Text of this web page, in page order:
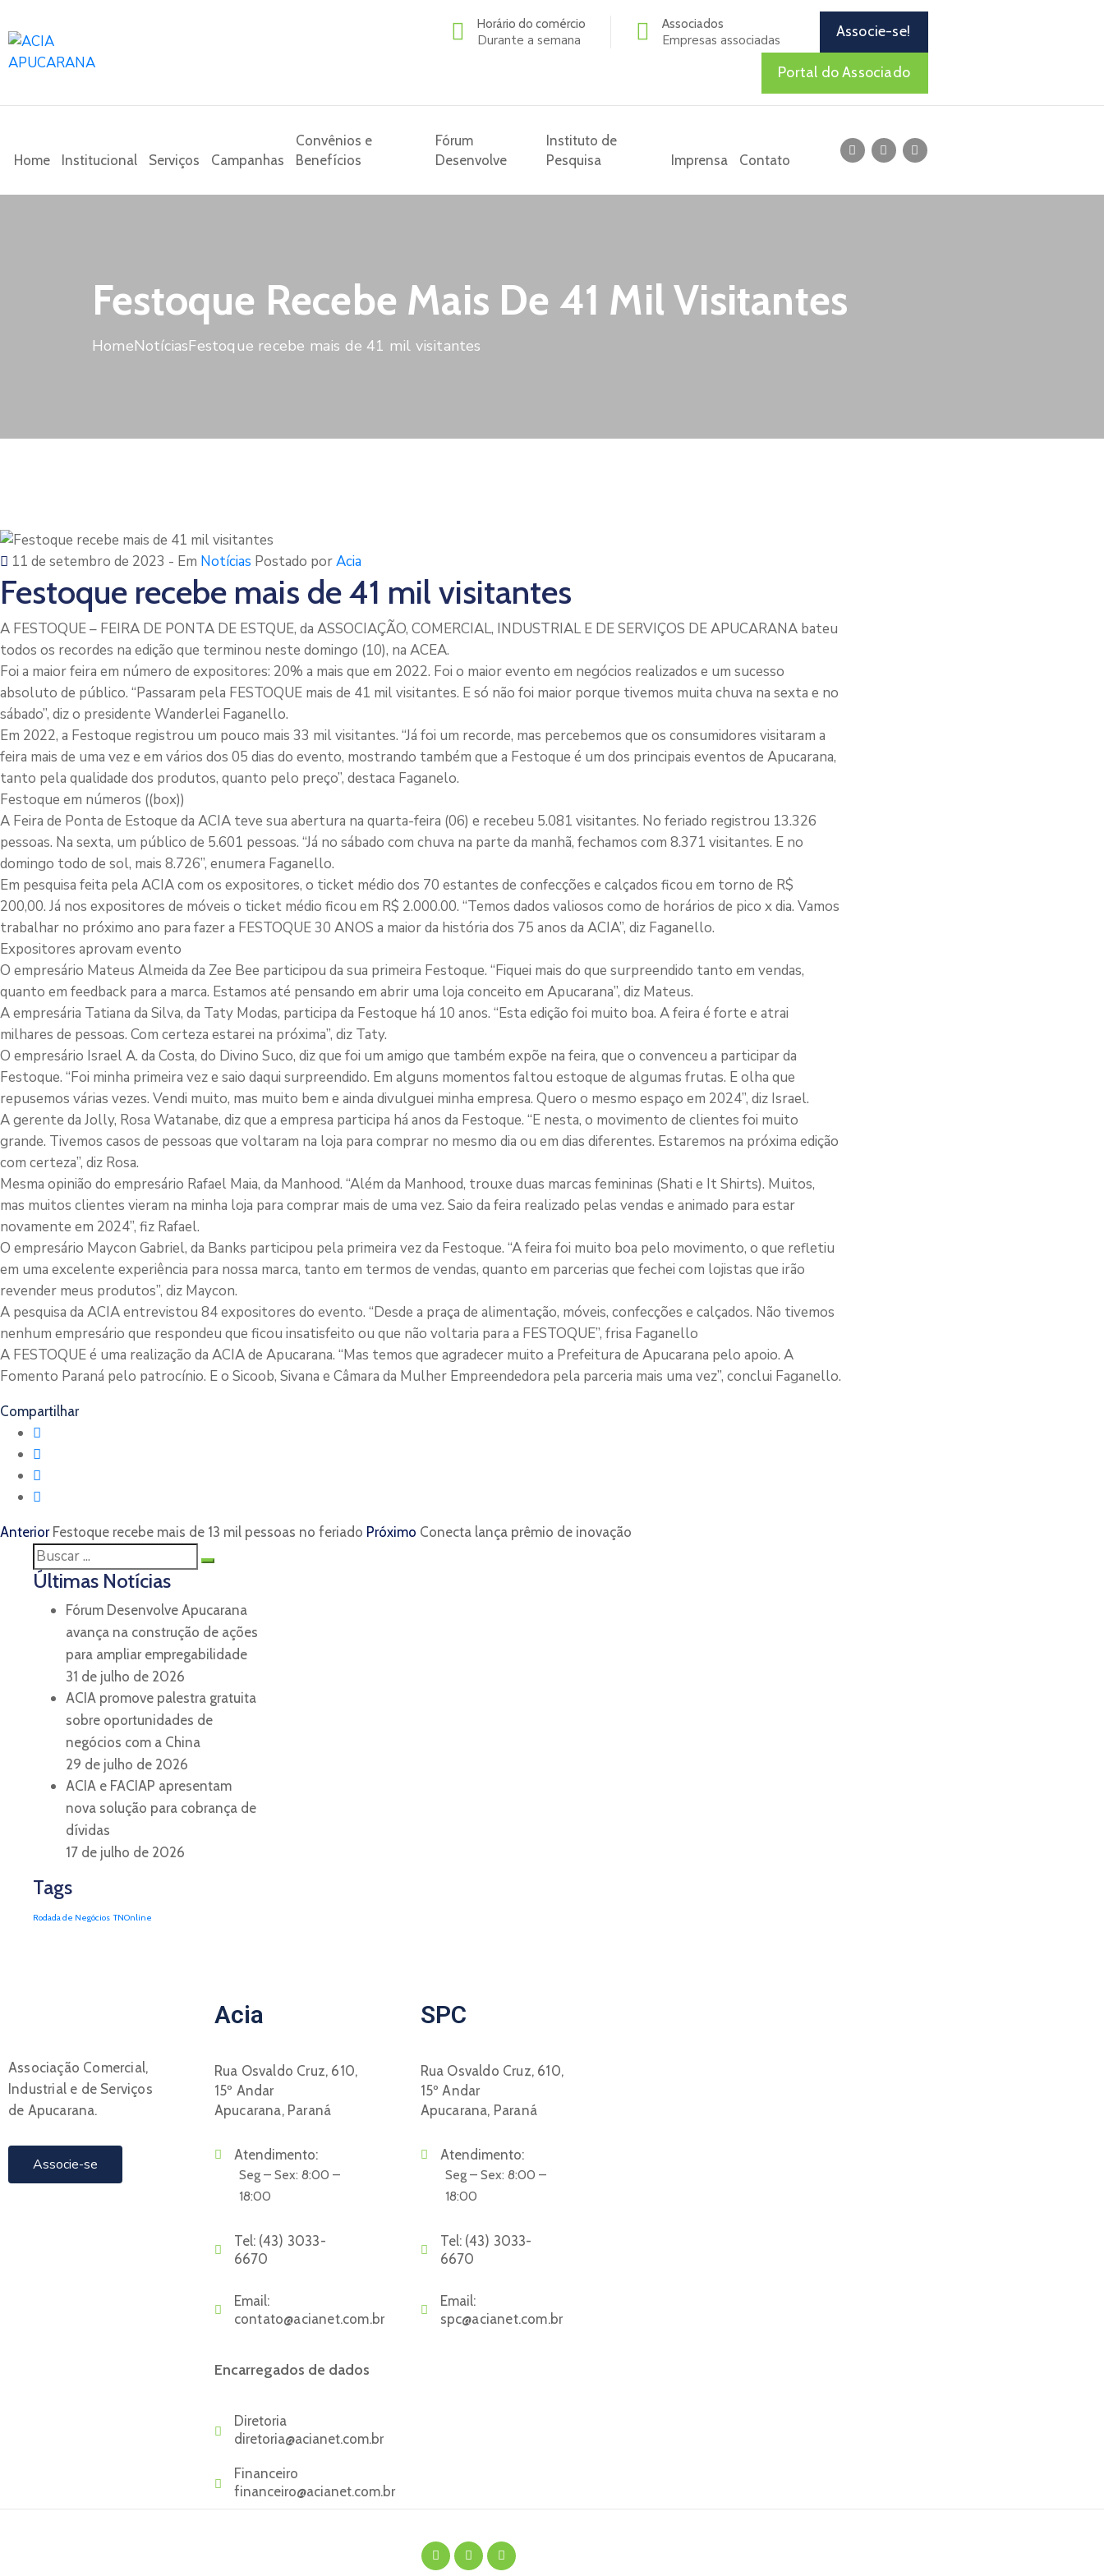
Horário do comércio
Durante a semana
Associados
Empresas associadas Associe-se!
Portal do Associado
Home Institucional Serviços Campanhas
Convênios e
Benefícios
Fórum
Desenvolve
Instituto de
Pesquisa
Imprensa Contato
Festoque Recebe Mais De 41 Mil Visitantes
HomeNotíciasFestoque recebe mais de 41 mil visitantes
11 de setembro de 2023 - Em Notícias Postado porAcia
Festoque recebe mais de 41 mil visitantes
A FESTOQUE – FEIRA DE PONTA DE ESTQUE, da ASSOCIAÇÃO, COMERCIAL, INDUSTRIAL E DE SERVIÇOS DE APUCARANA bateu
todos os recordes na edição que terminou neste domingo (10), na ACEA.
Foi a maior feira em número de expositores: 20% a mais que em 2022. Foi o maior evento em negócios realizados e um sucesso
absoluto de público. “Passaram pela FESTOQUE mais de 41 mil visitantes. E só não foi maior porque tivemos muita chuva na sexta e no
sábado”, diz o presidente Wanderlei Faganello.
Em 2022, a Festoque registrou um pouco mais 33 mil visitantes. “Já foi um recorde, mas percebemos que os consumidores visitaram a
feira mais de uma vez e em vários dos 05 dias do evento, mostrando também que a Festoque é um dos principais eventos de Apucarana,
tanto pela qualidade dos produtos, quanto pelo preço”, destaca Faganelo.
Festoque em números ((box))
A Feira de Ponta de Estoque da ACIA teve sua abertura na quarta-feira (06) e recebeu 5.081 visitantes. No feriado registrou 13.326
pessoas. Na sexta, um público de 5.601 pessoas. “Já no sábado com chuva na parte da manhã, fechamos com 8.371 visitantes. E no
domingo todo de sol, mais 8.726”, enumera Faganello.
Em pesquisa feita pela ACIA com os expositores, o ticket médio dos 70 estantes de confecções e calçados ficou em torno de R$
200,00. Já nos expositores de móveis o ticket médio ficou em R$ 2.000.00. “Temos dados valiosos como de horários de pico x dia. Vamos
trabalhar no próximo ano para fazer a FESTOQUE 30 ANOS a maior da história dos 75 anos da ACIA”, diz Faganello.
Expositores aprovam evento
O empresário Mateus Almeida da Zee Bee participou da sua primeira Festoque. “Fiquei mais do que surpreendido tanto em vendas,
quanto em feedback para a marca. Estamos até pensando em abrir uma loja conceito em Apucarana”, diz Mateus.
A empresária Tatiana da Silva, da Taty Modas, participa da Festoque há 10 anos. “Esta edição foi muito boa. A feira é forte e atrai
milhares de pessoas. Com certeza estarei na próxima”, diz Taty.
O empresário Israel A. da Costa, do Divino Suco, diz que foi um amigo que também expõe na feira, que o convenceu a participar da
Festoque. “Foi minha primeira vez e saio daqui surpreendido. Em alguns momentos faltou estoque de algumas frutas. E olha que
repusemos várias vezes. Vendi muito, mas muito bem e ainda divulguei minha empresa. Quero o mesmo espaço em 2024”, diz Israel.
A gerente da Jolly, Rosa Watanabe, diz que a empresa participa há anos da Festoque. “E nesta, o movimento de clientes foi muito
grande. Tivemos casos de pessoas que voltaram na loja para comprar no mesmo dia ou em dias diferentes. Estaremos na próxima edição
com certeza”, diz Rosa.
Mesma opinião do empresário Rafael Maia, da Manhood. “Além da Manhood, trouxe duas marcas femininas (Shati e It Shirts). Muitos,
mas muitos clientes vieram na minha loja para comprar mais de uma vez. Saio da feira realizado pelas vendas e animado para estar
novamente em 2024”, fiz Rafael.
O empresário Maycon Gabriel, da Banks participou pela primeira vez da Festoque. “A feira foi muito boa pelo movimento, o que refletiu
em uma excelente experiência para nossa marca, tanto em termos de vendas, quanto em parcerias que fechei com lojistas que irão
revender meus produtos”, diz Maycon.
A pesquisa da ACIA entrevistou 84 expositores do evento. “Desde a praça de alimentação, móveis, confecções e calçados. Não tivemos
nenhum empresário que respondeu que ficou insatisfeito ou que não voltaria para a FESTOQUE”, frisa Faganello
A FESTOQUE é uma realização da ACIA de Apucarana. “Mas temos que agradecer muito a Prefeitura de Apucarana pelo apoio. A
Fomento Paraná pelo patrocínio. E o Sicoob, Sivana e Câmara da Mulher Empreendedora pela parceria mais uma vez”, conclui Faganello.
Compartilhar
Anterior Festoque recebe mais de 13 mil pessoas no feriado Próximo Conecta lança prêmio de inovação
Últimas Notícias
Fórum Desenvolve Apucarana
avança na construção de ações
para ampliar empregabilidade
31 de julho de 2026
ACIA promove palestra gratuita
sobre oportunidades de
negócios com a China
29 de julho de 2026
ACIA e FACIAP apresentam
nova solução para cobrança de
dívidas
17 de julho de 2026
Tags
Rodada de Negócios TNOnline
Associação Comercial,
Industrial e de Serviços
de Apucarana.
Associe-se
Acia
Rua Osvaldo Cruz, 610,
15º Andar
Apucarana, Paraná
Atendimento:
Seg – Sex: 8:00 –
18:00
Tel: (43) 3033-
6670
Email:
contato@acianet.com.br
Encarregados de dados
Diretoria
diretoria@acianet.com.br
Financeiro
financeiro@acianet.com.br
SPC
Rua Osvaldo Cruz, 610,
15º Andar
Apucarana, Paraná
Atendimento:
Seg – Sex: 8:00 –
18:00
Tel: (43) 3033-
6670
Email:
spc@acianet.com.br